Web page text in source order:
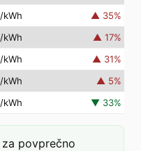
/kWh ▲ 35%
/kWh ▲ 17%
/kWh ▲ 31%
/kWh ▲ 5%
/kWh ▼ 33%
za povprečno